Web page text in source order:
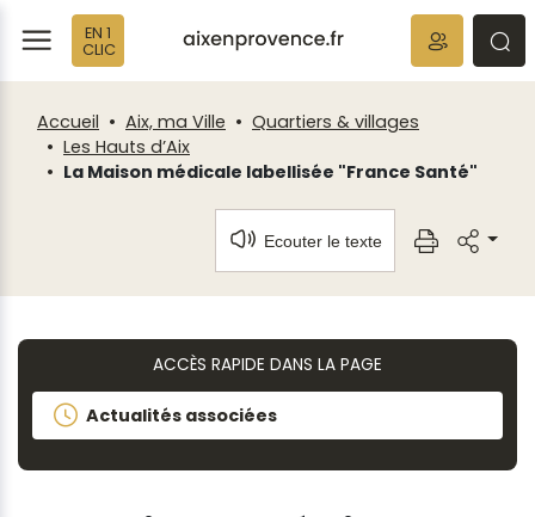
EN 1
CLIC
Accueil Aix, ma Ville
Quartiers & villages
Les Hauts d’Aix
La Maison médicale labellisée "France Santé"
Ecouter le texte
ACCÈS RAPIDE DANS LA PAGE
Actualités associées
Fenêtre
de
chat
Panneau de gestion des cookies